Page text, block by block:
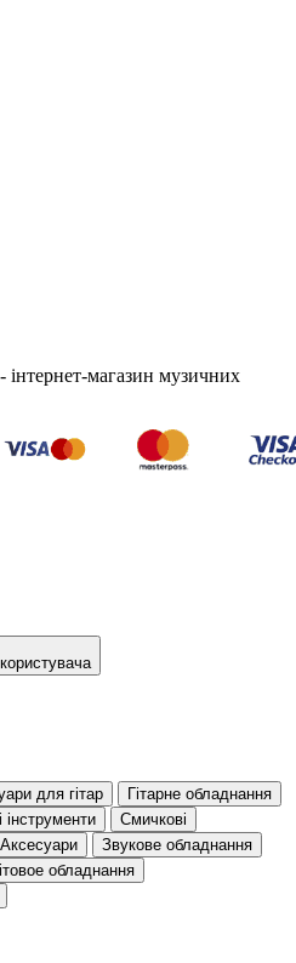
магазин музичних
для гітар
Гітарне обладнання
інструменти
Смичкові
Аксесуари
Звукове обладнання
обладнання